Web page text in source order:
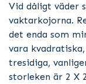
Vid dåligt väder
vaktarkojorna.
det enda som
vara
tresidiga,
storleken är 2 X